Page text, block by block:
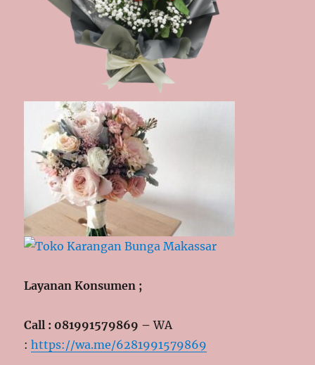
Layanan Konsumen ;
Call : 081991579869 –WA
:https://wa.me/6281991579869